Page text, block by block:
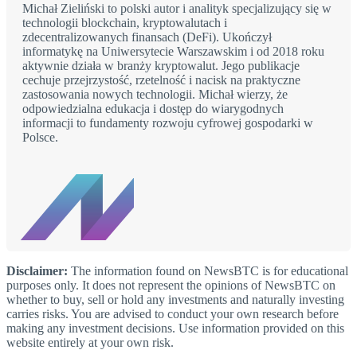
Michał Zieliński to polski autor i analityk specjalizujący się w
technologii blockchain, kryptowalutach i
zdecentralizowanych finansach (DeFi). Ukończył
informatykę na Uniwersytecie Warszawskim i od 2018 roku
aktywnie działa w branży kryptowalut. Jego publikacje
cechuje przejrzystość, rzetelność i nacisk na praktyczne
zastosowania nowych technologii. Michał wierzy, że
odpowiedzialna edukacja i dostęp do wiarygodnych
informacji to fundamenty rozwoju cyfrowej gospodarki w
Polsce.
Disclaimer: The information found on NewsBTC is for educational
purposes only. It does not represent the opinions of NewsBTC on
whether to buy, sell or hold any investments and naturally investing
carries risks. You are advised to conduct your own research before
making any investment decisions. Use information provided on this
website entirely at your own risk.